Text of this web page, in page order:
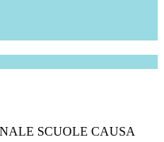
SCUOLE CAUSA